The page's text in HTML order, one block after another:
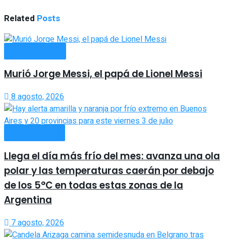
Related Posts
Murió Jorge Messi, el papá de Lionel Messi
8 agosto, 2026
Llega el día más frío del mes: avanza una ola
polar y las temperaturas caerán por debajo
de los 5°C en todas estas zonas de la
Argentina
7 agosto, 2026